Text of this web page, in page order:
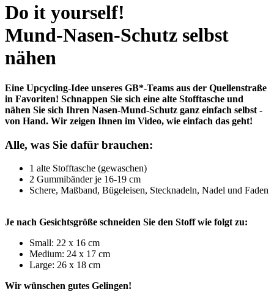
Do it yourself!
Mund-Nasen-Schutz selbst
nähen
Eine Upcycling-Idee unseres GB*-Teams aus der Quellenstraße
in Favoriten! Schnappen Sie sich eine alte Stofftasche und
nähen Sie sich Ihren Nasen-Mund-Schutz ganz einfach selbst -
von Hand. Wir zeigen Ihnen im Video, wie einfach das geht!
Alle, was Sie dafür brauchen:
1 alte Stofftasche (gewaschen)
2 Gummibänder je 16-19 cm
Schere, Maßband, Bügeleisen, Stecknadeln, Nadel und Faden
Je nach Gesichtsgröße schneiden Sie den Stoff wie folgt zu:
Small: 22 x 16 cm
Medium: 24 x 17 cm
Large: 26 x 18 cm
Wir wünschen gutes Gelingen!